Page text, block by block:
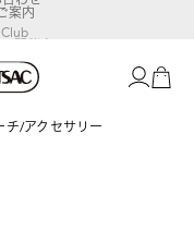
開催中
チ/アクセサリー